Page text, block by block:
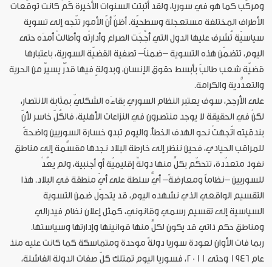
ومركَّب كما هو في سوريا، ولقد أثبتت السنوات الأخيرة كَمْ كانت توقّعات
الأطراف المختلفة مستعجلة وسطحيّة. أظنّ أنّ الأمور تتّجه إلى تسوية
سياسيّة تُشرف عليها الدول التي أجَّجَت الصراع وأدارتْه وأطالتْ أمدَه حتى
اليوم، تتضمّن هذه التسوية –ضمناً– تصفية القضيّة السورية، باعتبارها
قضيّة شعب طالبَ بأبسط حقوق الإنسان، وبدولةٍ فيها قدْرٌ يسيرٌ من الحرية
والتعدُّدية والكرامة.
على الأرجح، سوف يعتبر النظام السوري بقاءَه الشكليّ بمثابة الانتصار،
لكنْ في الحقيقة لا يوجد منتصرون في النزاعات الأهلية، فالكُلّ خاسر لأنّ
بندقيته اتّجهتْ نحو الهدف الخطأ. واليوم تبدو خسارة السوريين واضحةً
للمراقب الحيادي، فحين ننظر إلى خارطة البلاد نجدها مقسَّمة إلى مناطق
نفوذ متعدّدة، تتحكّم بكلٍّ منها دولةٌ إقليميّة أو أجنبية، ولم يعُدْ
للسوريين –نظاماً ومعارضةً– أيُّ سلطة على أيّ منطقة في البلاد. هذا
التقسيم الواقعي الذي نشهده اليوم، قد يتحوّل ضمن التسوية
السياسية إلى تقسيم رسمي وقانوني، كمثل إعلان نظام فيدرالي
ومناطق حكم ذاتي قد يكون لكلٍّ منها قوانينها وإدارتها وسياستها.
ربما فات الأوان لعودة سوريا دولةً موحدة ومتماسكة كما كانت عليه منذ
عام 1946 وحتى 2011، فسوريا اليوم تمتلك كلّ صفات الدولة الفاشلة،